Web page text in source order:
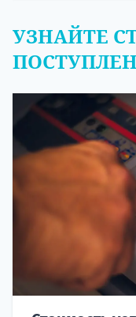
УЗНАЙТЕ